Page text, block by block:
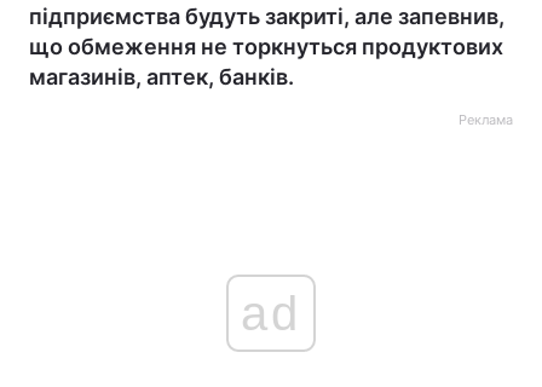
підприємства будуть закриті, але запевнив,
що обмеження не торкнуться продуктових
магазинів, аптек, банків.
Реклама
ad